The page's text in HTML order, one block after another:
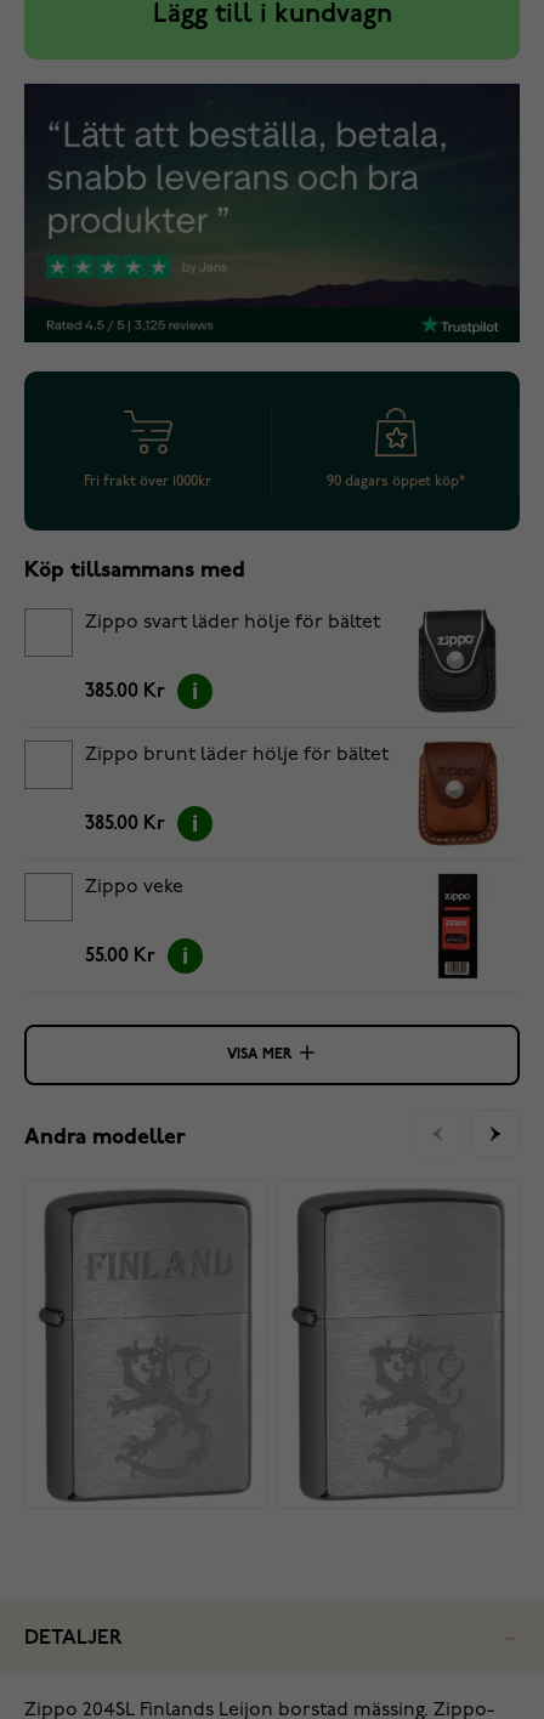
Lägg till i kundvagn
Fri frakt över 1000kr 90 dagars öppet köp*
Köp tillsammans med
Zippo svart läder hölje för bältet
385.00 Kr
Zippo brunt läder hölje för bältet
385.00 Kr
Zippo veke
55.00 Kr
VISA MER
Andra modeller
DETALJER
Zippo 204SL Finlands Leijon borstad mässing. Zippo-